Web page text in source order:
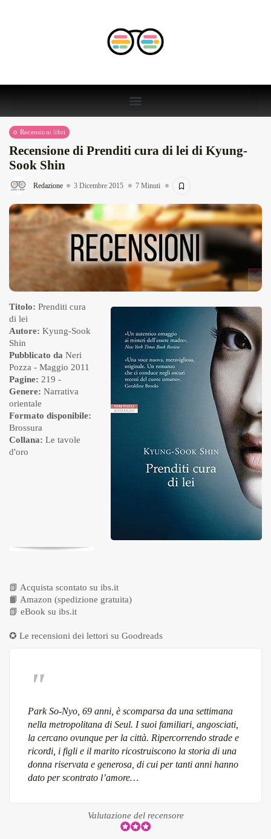
Recensioni libri
Recensione di Prenditi cura di lei di Kyung-
Sook Shin
Redazione 3 Dicembre 2015 7 Minuti
Titolo: Prenditi cura
di lei
Autore: Kyung-Sook
Shin
Pubblicato da Neri
Pozza - Maggio 2011
Pagine: 219 -
Genere: Narrativa
orientale
Formato disponibile:
Brossura
Collana: Le tavole
d'oro
📗 Acquista scontato su ibs.it
📙 Amazon (spedizione gratuita)
📗 eBook su ibs.it
✪ Le recensioni dei lettori su Goodreads
Park So-Nyo, 69 anni, è scomparsa da una settimana
nella metropolitana di Seul. I suoi familiari, angosciati,
la cercano ovunque per la città. Ripercorrendo strade e
ricordi, i figli e il marito ricostruiscono la storia di una
donna riservata e generosa, di cui per tanti anni hanno
dato per scontrato l’amore…
Valutazione del recensore